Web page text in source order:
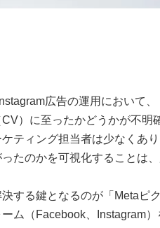
広告の運用において
）に至ったかどうかが不明
ケティング担当者は少なくあ
ったのかを可視化することは
する鍵となるのが「Metaピ
ム（Facebook、Instagram